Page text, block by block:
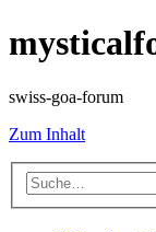
swiss-goa-forum
Zum Inhalt